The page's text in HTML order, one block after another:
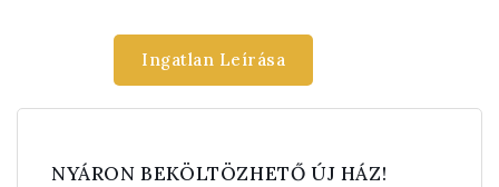
Ingatlan Leírása
NYÁRON BEKÖLTÖZHETŐ ÚJ HÁZ!